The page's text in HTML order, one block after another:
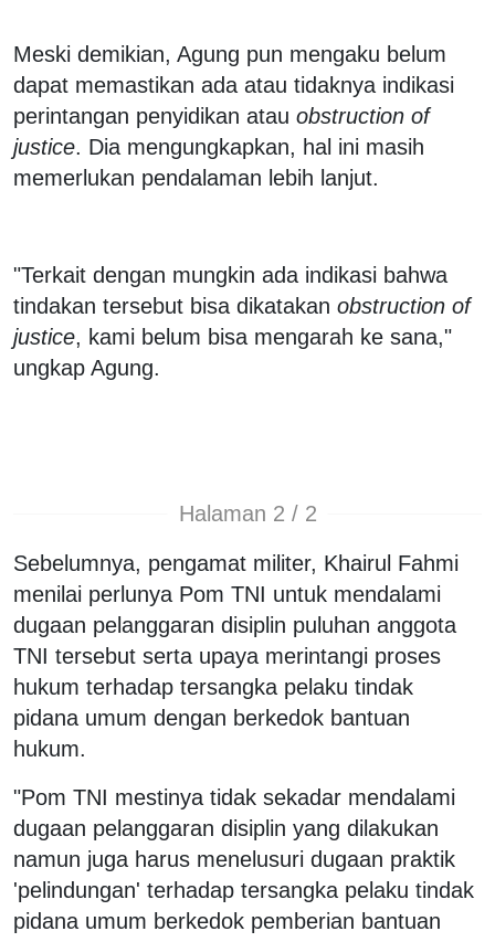
Meski demikian, Agung pun mengaku belum
dapat memastikan ada atau tidaknya indikasi
perintangan penyidikan atau obstruction of
justice. Dia mengungkapkan, hal ini masih
memerlukan pendalaman lebih lanjut.
"Terkait dengan mungkin ada indikasi bahwa
tindakan tersebut bisa dikatakan obstruction of
justice, kami belum bisa mengarah ke sana,"
ungkap Agung.
Halaman 2 / 2
Sebelumnya, pengamat militer, Khairul Fahmi
menilai perlunya Pom TNI untuk mendalami
dugaan pelanggaran disiplin puluhan anggota
TNI tersebut serta upaya merintangi proses
hukum terhadap tersangka pelaku tindak
pidana umum dengan berkedok bantuan
hukum.
"Pom TNI mestinya tidak sekadar mendalami
dugaan pelanggaran disiplin yang dilakukan
namun juga harus menelusuri dugaan praktik
'pelindungan' terhadap tersangka pelaku tindak
pidana umum berkedok pemberian bantuan